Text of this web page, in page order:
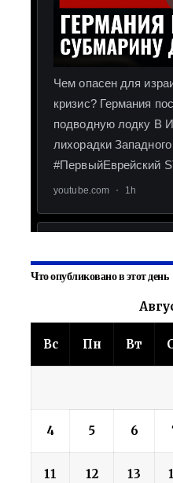
Что опубликовано в этот день
Вс Пн Вт
4 5 6
11 12 13